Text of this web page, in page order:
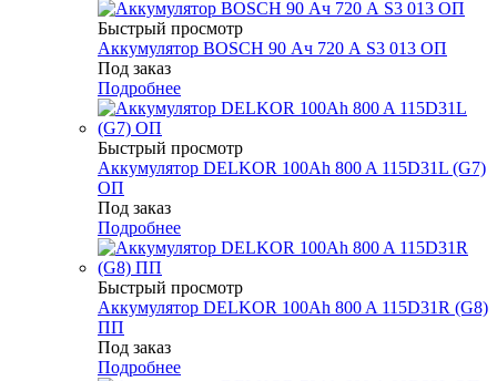
Быстрый просмотр
Аккумулятор BOSCH 90 Ач 720 А S3 013 ОП
Под заказ
Подробнее
Быстрый просмотр
Аккумулятор DELKOR 100Ah 800 A 115D31L (G7)
ОП
Под заказ
Подробнее
Быстрый просмотр
Аккумулятор DELKOR 100Ah 800 A 115D31R (G8)
ПП
Под заказ
Подробнее